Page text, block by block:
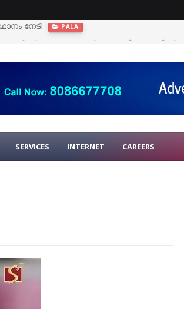
നാളെ (ഓഗസ്റ്റ് 7, വെള്ളി) അവധി
SERVICES INTERNET CAREERS